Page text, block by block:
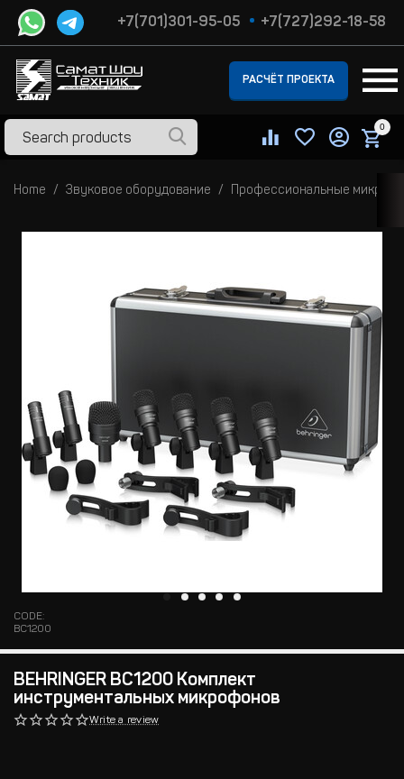
+7(701)301-95-05 +7(727)292-18-58
РАСЧЁТ ПРОЕКТА
0
Home Звуковое оборудование Профессиональные
CODE:
BC1200
BEHRINGER BC1200 Комплект
инструментальных микрофонов
Write a review